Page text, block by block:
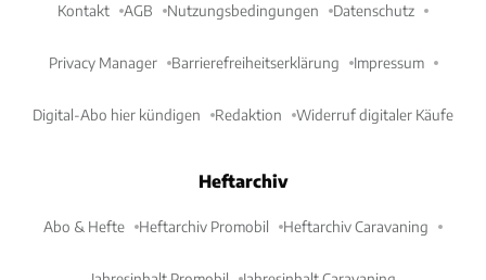
Kontakt AGB Nutzungsbedingungen Datenschutz
Privacy Manager Barrierefreiheitserklärung Impressum
Digital-Abo hier kündigen Redaktion Widerruf digitaler Käufe
Heftarchiv
Abo & Hefte Heftarchiv Promobil Heftarchiv Caravaning